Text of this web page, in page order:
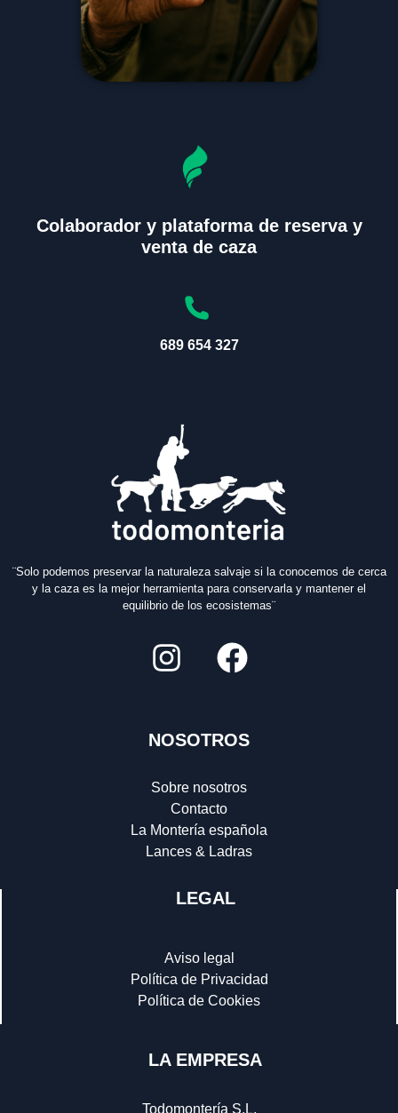
Colaborador y plataforma de reserva y
venta de caza
689 654 327
¨Solo podemos preservar la naturaleza salvaje si la conocemos de cerca
y la caza es la mejor herramienta para conservarla y mantener el
equilibrio de los ecosistemas¨
NOSOTROS
Sobre nosotros
Contacto
La Montería española
Lances & Ladras
LEGAL
Aviso legal
Política de Privacidad
Política de Cookies
LA EMPRESA
Todomontería S.L.